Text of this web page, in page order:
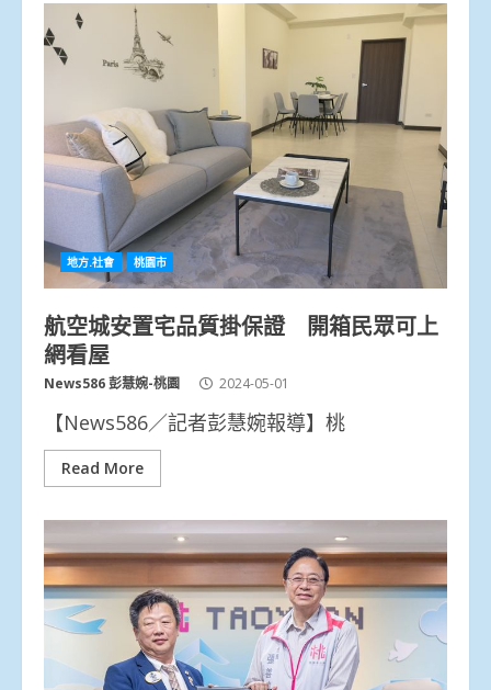
地方.社會 桃園市
航空城安置宅品質掛保證 開箱民眾可上
網看屋
News586 彭慧婉-桃園 2024-05-01
【News586／記者彭慧婉報導】桃
Read More